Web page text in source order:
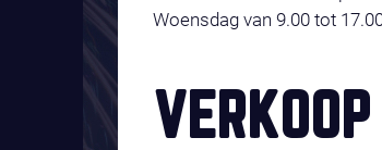
Woensdag van 9.00 tot
VERKOOP